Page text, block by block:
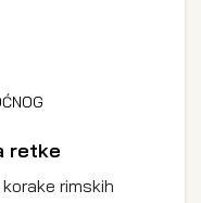
retke
rimskih